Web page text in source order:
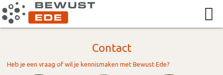
Contact
Heb je een vraag of wil je kennismaken met Bewust Ede?